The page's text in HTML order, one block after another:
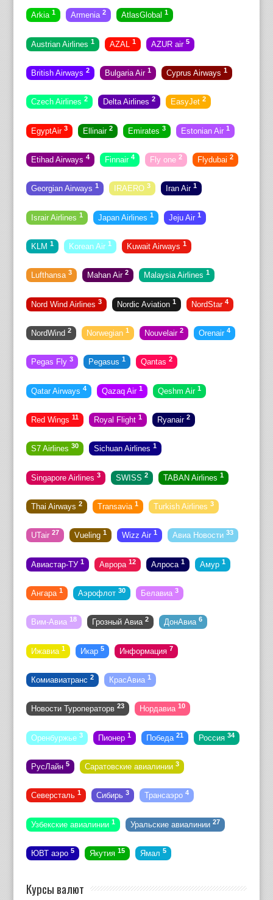
Arkia 1 Armenia 2 AtlasGlobal 1
Austrian Airlines 1 AZAL 1 AZUR air 5
British Airways 2 Bulgaria Air 1 Cyprus Airways 1
Czech Airlines 2 Delta Airlines 2 EasyJet 2
EgyptAir 3 Ellinair 2 Emirates 3 Estonian Air 1
Etihad Airways 4 Finnair 4 Fly one 2 Flydubai 2
Georgian Airways 1 IRAERO 3 Iran Air 1
Israir Airlines 1 Japan Airlines 1 Jeju Air 1
KLM 1 Korean Air 1 Kuwait Airways 1
Lufthansa 3 Mahan Air 2 Malaysia Airlines 1
Nord Wind Airlines 3 Nordic Aviation 1 NordStar 4
NordWind 2 Norwegian 1 Nouvelair 2 Orenair 4
Pegas Fly 3 Pegasus 1 Qantas 2
Qatar Airways 4 Qazaq Air 1 Qeshm Air 1
Red Wings 11 Royal Flight 1 Ryanair 2
S7 Airlines 30 Sichuan Airlines 1
Singapore Airlines 3 SWISS 2 TABAN Airlines 1
Thai Airways 2 Transavia 1 Turkish Airlines 3
UTair 27 Vueling 1 Wizz Air 1 Авиа Новости 33
Авиастар-ТУ 1 Аврора 12 Алроса 1 Амур 1
Ангара 1 Аэрофлот 30 Белавиа 3
Вим-Авиа 18 Грозный Авиа 2 ДонАвиа 6
Ижавиа 1 Икар 5 Информация 7
Комиавиатранс 2 КрасАвиа 1
Новости Туроператорв 23 Нордавиа 10
Оренбуржье 3 Пионер 1 Победа 21 Россия 34
РусЛайн 5 Саратовские авиалинии 3
Северсталь 1 Сибирь 3 Трансаэро 4
Узбекские авиалинии 1 Уральские авиалинии 27
ЮВТ аэро 5 Якутия 15 Ямал 5
Курсы валют